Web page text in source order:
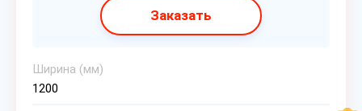
Заказать
Ширина (мм)
1200